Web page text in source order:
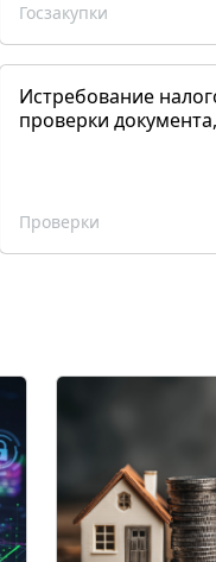
Госзакупки
Истребование
проверки
Проверки